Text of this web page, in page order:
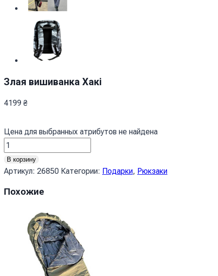
Злая вишиванка Хакі
4199 ₴
Цена для выбранных атрибутов не найдена
Количество
товара
Злая
Хакі
В корзину
Артикул: 26850 Категории: Подарки, Рюкзаки
Похожие